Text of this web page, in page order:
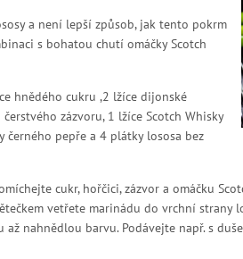
a není lepší způsob, jak tento pokrm
s bohatou chutí omáčky Scotch
hnědého cukru ,2 lžíce dijonské
zázvoru, 1 lžíce Scotch Whisky
pepře a 4 plátky lososa bez
cukr, hořčici, zázvor a omáčku
vetřete marinádu do vrchní
nahnědlou barvu. Podávejte např. s